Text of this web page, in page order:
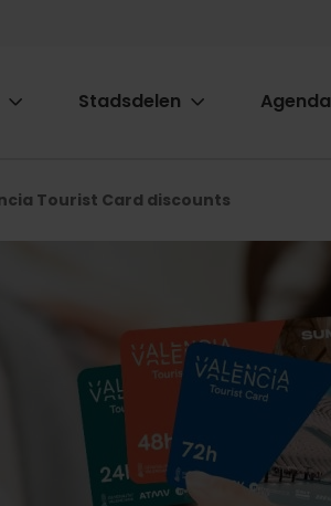
Stadsdelen Agenda
Tourist Card discounts